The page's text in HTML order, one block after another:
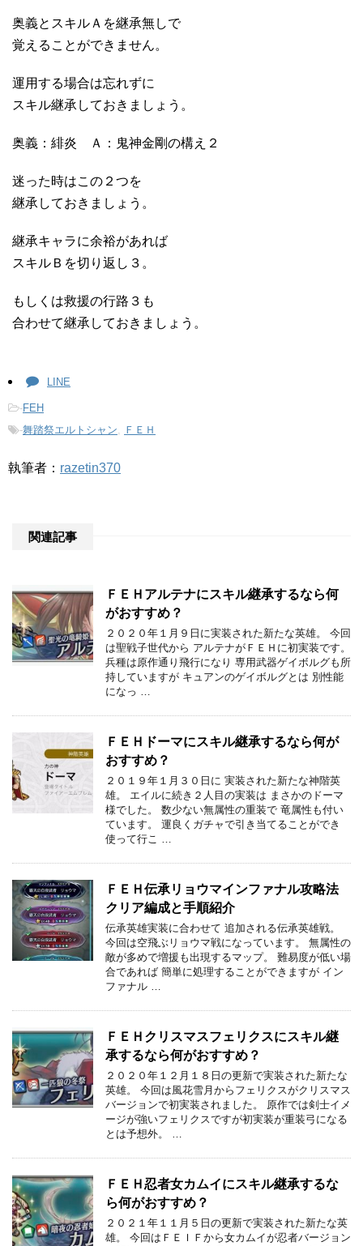
奥義とスキルＡを継承無しで
覚えることができません。
運用する場合は忘れずに
スキル継承しておきましょう。
奥義：緋炎 Ａ：鬼神金剛の構え２
迷った時はこの２つを
継承しておきましょう。
継承キャラに余裕があれば
スキルＢを切り返し３。
もしくは救援の行路３も
合わせて継承しておきましょう。
LINE
-FEH
-舞踏祭エルトシャン ＦＥＨ
執筆者： razetin370
関連記事
ＦＥＨアルテナにスキル継承するなら何
がおすすめ？
２０２０年１月９日に実装された新たな英雄。 今回
は聖戦子世代から アルテナがＦＥＨに初実装です。
兵種は原作通り飛行になり 専用武器ゲイボルグも所
持していますが キュアンのゲイボルグとは 別性能
になっ …
ＦＥＨドーマにスキル継承するなら何が
おすすめ？
２０１９年１月３０日に 実装された新たな神階英
雄。 エイルに続き２人目の実装は まさかのドーマ
様でした。 数少ない無属性の重装で 竜属性も付い
ています。 運良くガチャで引き当てることができ
使って行こ …
ＦＥＨ伝承リョウマインファナル攻略法
クリア編成と手順紹介
伝承英雄実装に合わせて 追加される伝承英雄戦。
今回は空飛ぶリョウマ戦になっています。 無属性の
敵が多めで増援も出現するマップ。 難易度が低い場
合であれば 簡単に処理することができますが イン
ファナル …
ＦＥＨクリスマスフェリクスにスキル継
承するなら何がおすすめ？
２０２０年１２月１８日の更新で実装された新たな
英雄。 今回は風花雪月からフェリクスがクリスマス
バージョンで初実装されました。 原作では剣士イメ
ージが強いフェリクスですが初実装が重装弓になる
とは予想外。 …
ＦＥＨ忍者女カムイにスキル継承するな
ら何がおすすめ？
２０２１年１１月５日の更新で実装された新たな英
雄。 今回はＦＥＩＦから女カムイが忍者バージョン